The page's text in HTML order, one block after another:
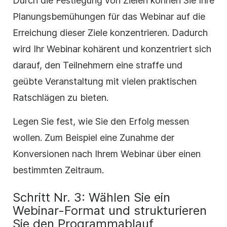
Planungsbemühungen für das Webinar auf die
Erreichung dieser Ziele konzentrieren. Dadurch
wird Ihr Webinar kohärent und konzentriert sich
darauf, den Teilnehmern eine straffe und
geübte Veranstaltung mit vielen praktischen
Ratschlägen zu bieten.
Legen Sie fest, wie Sie den Erfolg messen
wollen. Zum Beispiel eine Zunahme der
Konversionen nach Ihrem Webinar über einen
bestimmten Zeitraum.
Schritt Nr. 3: Wählen Sie ein
Webinar-Format und strukturieren
Sie den Programmablauf